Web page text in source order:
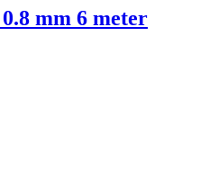
mm 6 meter